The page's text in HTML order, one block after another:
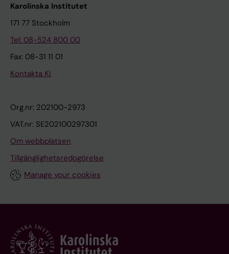
Karolinska Institutet
171 77 Stockholm
Tel: 08-524 800 00
Fax: 08-31 11 01
Kontakta KI
Org.nr: 202100-2973
VAT.nr: SE202100297301
Om webbplatsen
Tillgänglighetsredogörelse
Manage your cookies